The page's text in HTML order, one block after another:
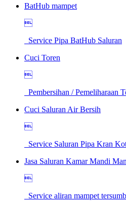
BatHub mampet

Service Pipa BatHub Saluran
Cuci Toren

Pembersihan / Pemeliharaan
Cuci Saluran Air Bersih

Service Saluran Pipa Kran
Jasa Saluran Kamar Mandi

Service aliran mampet